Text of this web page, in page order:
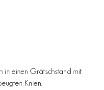
in einen Grätschstand mit
Knien.